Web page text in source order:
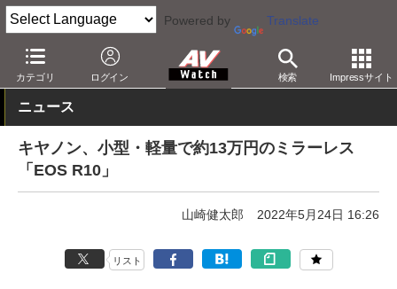
Powered by Translate
カテゴリ ログイン 検索 Impressサイト
AV Watch 製品 デジタルカメラ キヤノン
ニュース
キヤノン、小型・軽量で約13万円のミラーレス
「EOS R10」
山崎健太郎 2022年5月24日 16:26
リスト